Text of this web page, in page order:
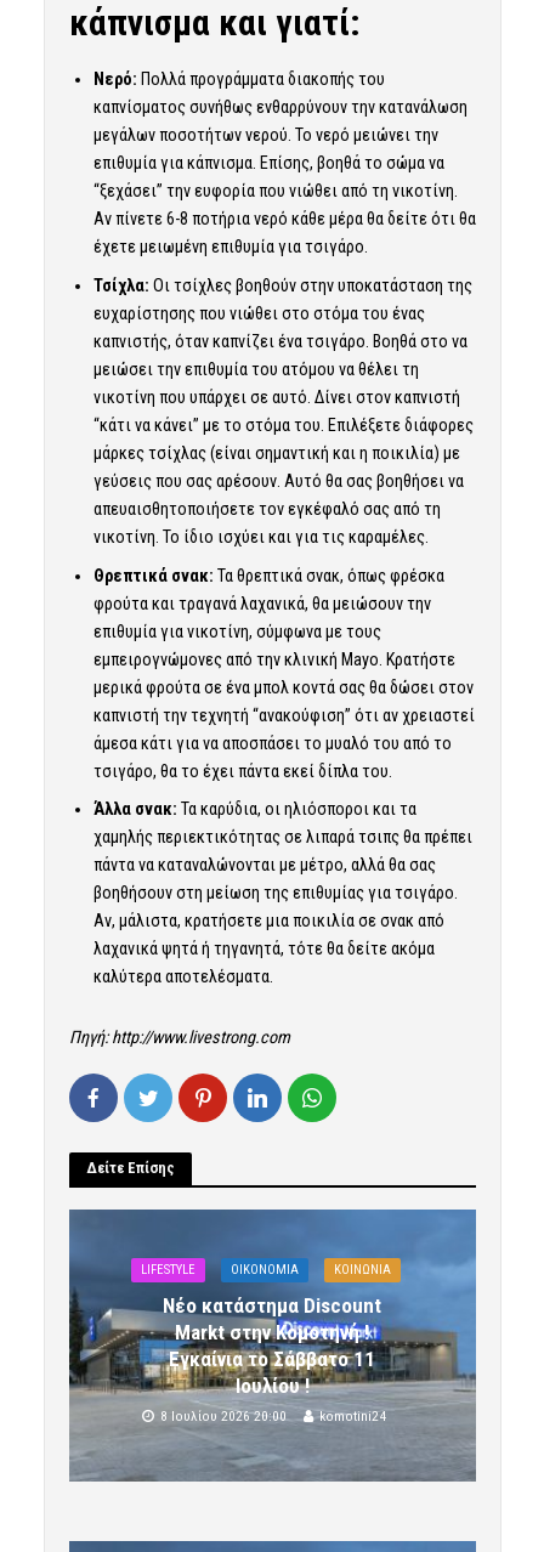
κάπνισμα και γιατί:
Νερό: Πολλά προγράμματα διακοπής του
καπνίσματος συνήθως ενθαρρύνουν την κατανάλωση
μεγάλων ποσοτήτων νερού. Το νερό μειώνει την
επιθυμία για κάπνισμα. Επίσης, βοηθά το σώμα να
“ξεχάσει” την ευφορία που νιώθει από τη νικοτίνη.
Αν πίνετε 6-8 ποτήρια νερό κάθε μέρα θα δείτε ότι θα
έχετε μειωμένη επιθυμία για τσιγάρο.
Τσίχλα: Οι τσίχλες βοηθούν στην υποκατάσταση της
ευχαρίστησης που νιώθει στο στόμα του ένας
καπνιστής, όταν καπνίζει ένα τσιγάρο. Βοηθά στο να
μειώσει την επιθυμία του ατόμου να θέλει τη
νικοτίνη που υπάρχει σε αυτό. Δίνει στον καπνιστή
“κάτι να κάνει” με το στόμα του. Επιλέξετε διάφορες
μάρκες τσίχλας (είναι σημαντική και η ποικιλία) με
γεύσεις που σας αρέσουν. Αυτό θα σας βοηθήσει να
απευαισθητοποιήσετε τον εγκέφαλό σας από τη
νικοτίνη. Το ίδιο ισχύει και για τις καραμέλες.
Θρεπτικά σνακ: Τα θρεπτικά σνακ, όπως φρέσκα
φρούτα και τραγανά λαχανικά, θα μειώσουν την
επιθυμία για νικοτίνη, σύμφωνα με τους
εμπειρογνώμονες από την κλινική Mayo. Κρατήστε
μερικά φρούτα σε ένα μπολ κοντά σας θα δώσει στον
καπνιστή την τεχνητή “ανακούφιση” ότι αν χρειαστεί
άμεσα κάτι για να αποσπάσει το μυαλό του από το
τσιγάρο, θα το έχει πάντα εκεί δίπλα του.
Άλλα σνακ: Τα καρύδια, οι ηλιόσποροι και τα
χαμηλής περιεκτικότητας σε λιπαρά τσιπς θα πρέπει
πάντα να καταναλώνονται με μέτρο, αλλά θα σας
βοηθήσουν στη μείωση της επιθυμίας για τσιγάρο.
Αν, μάλιστα, κρατήσετε μια ποικιλία σε σνακ από
λαχανικά ψητά ή τηγανητά, τότε θα δείτε ακόμα
καλύτερα αποτελέσματα.
Πηγή:http://www.livestrong.com
Δείτε Επίσης
LIFESTYLE OIKONOMIA ΚΟΙΝΩΝΙΑ
Νέο κατάστημα Discount
Markt στην Κομοτηνή !
Εγκαίνια το Σάββατο 11
Ιουλίου !
8 Ιουλίου 2026 20:00 komotini24